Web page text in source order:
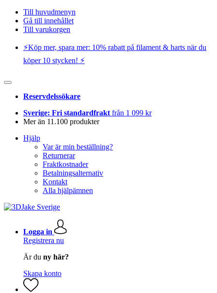
Till huvudmenyn
Gå till innehållet
Till varukorgen
⚡️Köp mer, spara mer: 10% rabatt på filament & harts när du
köper 10 stycken! ⚡️
Reservdelssökare
Sverige: Fri standardfrakt från 1 099 kr
Mer än 11.100 produkter
Hjälp
Var är min beställning?
Returnerar
Fraktkostnader
Betalningsalternativ
Kontakt
Alla hjälpämnen
Logga in
Registrera nu
Är du ny här?
Skapa konto